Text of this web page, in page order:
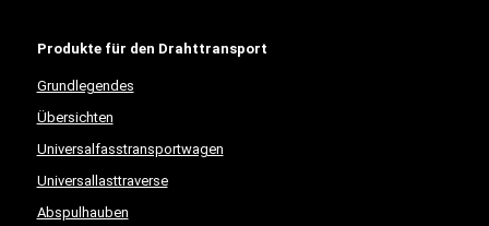
Produkte für den Drahttransport
Grundlegendes
Übersichten
Universalfasstransportwagen
Universallasttraverse
Abspulhauben